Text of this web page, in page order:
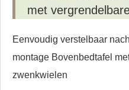
met
Eenvoudig verstelbaar
montage Bovenbedtafel
zwenkwielen